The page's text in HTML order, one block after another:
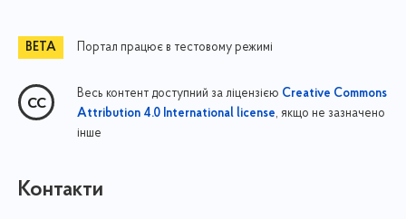
Портал працює в тестовому режимі
Весь контент доступний за ліцензією Creative Commons
Attribution 4.0 International license, якщо не зазначено
інше
Контакти